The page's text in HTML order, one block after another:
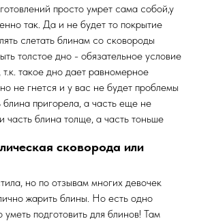
просто умрет сама собой,у
так. Да и не будет то покрытие
слетать блинам со сковороды
толстое дно - обязательное условие
такое дно дает равномерное
не гнется и у вас не будет проблемы
блина пригорела, а часть еще не
часть блина толще, а часть тоньше
сковорода или
но по отзывам многих девочек
жарить блины. Но есть одно
подготовить для блинов! Там